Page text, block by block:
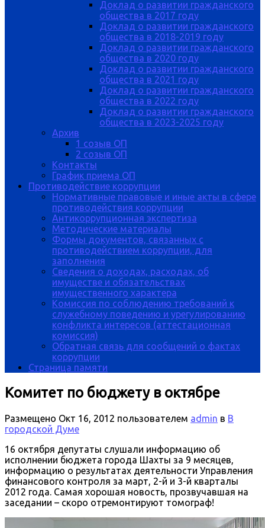
Доклад о развитии гражданского
общества в 2017 году
Доклад о развитии гражданского
общества в 2018-2019 году
Доклад о развитии гражданского
общества в 2020 году
Доклад о развитии гражданского
общества в 2021 году
Доклад о развитии гражданского
общества в 2022 году
Доклад о развитии гражданского
общества в 2023-2025 году
Архив
1 созыв ОП
2 созыв ОП
Контакты
График приема ОП
Противодействие коррупции
Нормативные правовые и иные акты в сфере
противодействия коррупции
Антикоррупционная экспертиза
Методические материалы
Формы документов, связанных с
противодействием коррупции, для
заполнения
Сведения о доходах, расходах, об
имуществе и обязательствах
имущественного характера
Комиссия по соблюдению требований к
служебному поведению и урегулированию
конфликта интересов (аттестационная
комиссия)
Обратная связь для сообщений о фактах
коррупции
Страница памяти
Комитет по бюджету в октябре
Размещено Окт 16, 2012 пользователем admin в В
городской Думе
16 октября депутаты слушали информацию об
исполнении бюджета города Шахты за 9 месяцев,
информацию о результатах деятельности Управления
финансового контроля за март, 2-й и 3-й кварталы
2012 года. Самая хорошая новость, прозвучавшая на
заседании – скоро отремонтируют томограф!